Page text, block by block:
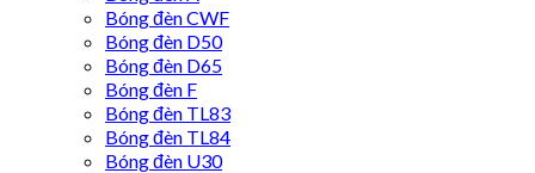
Bóng đèn CWF
Bóng đèn D50
Bóng đèn D65
Bóng đèn F
Bóng đèn TL83
Bóng đèn TL84
Bóng đèn U30